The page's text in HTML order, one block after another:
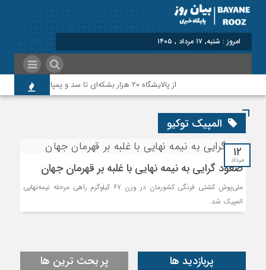
امروز : شنبه, ۱۷ مرداد , ۱۴۰۵
از پالایشگاه ۲۰ هزار بشکه‌ای تا سد و پمپاژ؛روایت نماینده پلدختر و معمولان از آخرین وضعیت پروژه‌های شهرستان
المپیک توکیو
۱۲
مرداد
صعود گرایی به نیمه نهایی با غلبه بر قهرمان جهان
ملی‌پوش کشتی فرنگی کشورمان در وزن ۶۷ کیلوگرم راهی مرحله نیمه‌نهایی
المپیک شد.
پربازدید ها پر بحث ترین ها